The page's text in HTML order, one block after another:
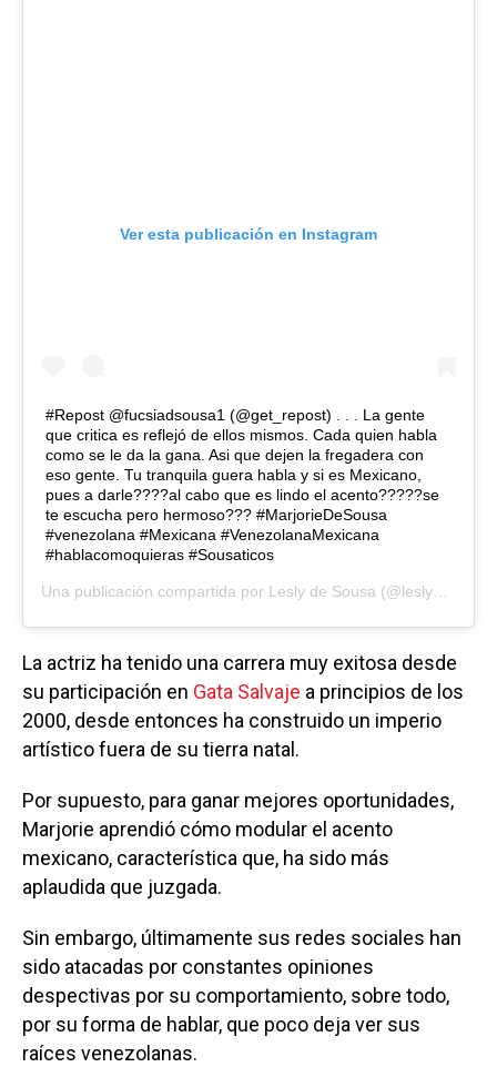
Ver esta publicación en Instagram
#Repost @fucsiadsousa1 (@get_repost) . . . La gente
que critica es reflejó de ellos mismos. Cada quien habla
como se le da la gana. Asi que dejen la fregadera con
eso gente. Tu tranquila guera habla y si es Mexicano,
pues a darle????al cabo que es lindo el acento?????se
te escucha pero hermoso??? #MarjorieDeSousa
#venezolana #Mexicana #VenezolanaMexicana
#hablacomoquieras #Sousaticos
Una publicación compartida por Lesly de Sousa (@leslyn_sousatica) el
La actriz ha tenido una carrera muy exitosa desde
su participación en Gata Salvaje a principios de los
2000, desde entonces ha construido un imperio
artístico fuera de su tierra natal.
Por supuesto, para ganar mejores oportunidades,
Marjorie aprendió cómo modular el acento
mexicano, característica que, ha sido más
aplaudida que juzgada.
Sin embargo, últimamente sus redes sociales han
sido atacadas por constantes opiniones
despectivas por su comportamiento, sobre todo,
por su forma de hablar, que poco deja ver sus
raíces venezolanas.